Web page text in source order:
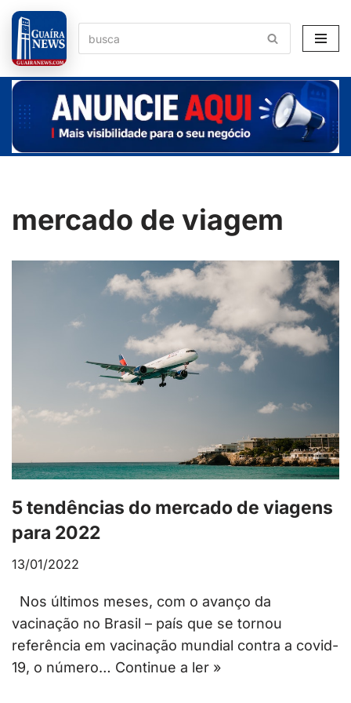
Pular
para
o
conteúdo
mercado de viagem
5 tendências do mercado de viagens
para 2022
13/01/2022
Nos últimos meses, com o avanço da
vacinação no Brasil – país que se tornou
referência em vacinação mundial contra a covid-
19, o número… Continue a ler »